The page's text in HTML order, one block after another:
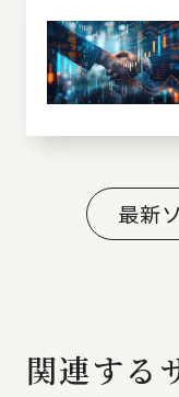
最新
関連する